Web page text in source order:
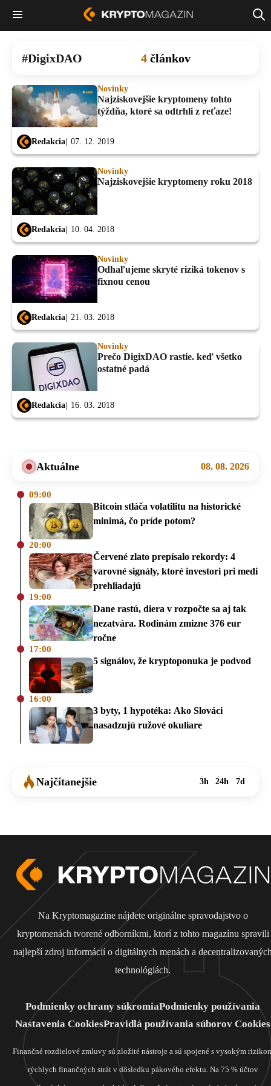
DigixDAO 4 článkov
Novinky
Najziskovejšie kryptomeny tohto
týždňa, ktoré sa odtrhli z reťaze!
Redakcia 07. 12. 2019
Novinky
Najziskovejšie kryptomeny roku 2018
Redakcia 10. 04. 2018
Novinky
Odhaľujeme skryté riziká tokenov s
fixnou cenou
Redakcia 21. 03. 2018
Novinky
Prečo DigixDAO rastie. keď všetko
ostatné padá
Redakcia 16. 03. 2018
Aktuálne 08. 08. 2026
09:00
Bitcoin stláča volatilitu na historické
minimá, čo príde potom?
20:00
Červené zlato prepísalo rekordy: 4
varovné signály, ktoré investori pri medi
prehliadajú
19:00
Dane rastú, diera v rozpočte sa aj tak
nezatvára. Rodinám zmizne 376 eur
ročne
17:00
5 signálov, že kryptoponuka je podvod
16:00
3 byty, 1 hypotéka: Ako Slováci
nasadzujú ružové okuliare
Najčítanejšie 3h 24h 7d
Na Kryptomagazine nájdete originálne spravodajstvo o
kryptomenách tvorené odborníkmi, ktorí z tohto magazínu spravili
najlepší zdroj informácií o digitálnych menách a
technológiách.
Podmienky ochrany súkromiaPodmienky používania
Nastavenia CookiesPravidlá používania súborov Cookies
Finančné rozdielové zmluvy sú zložité nástroje a sú spojené s vysokým
rýchlych finančných strát v dôsledku pákového efektu. Na 75 % účtov